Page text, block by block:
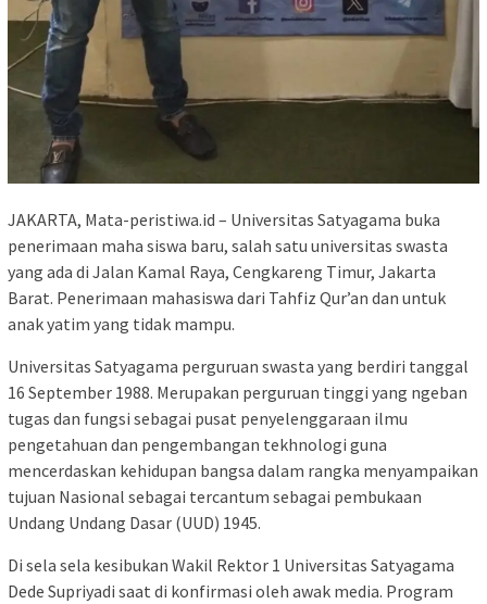
JAKARTA, Mata-peristiwa.id – Universitas Satyagama buka
penerimaan maha siswa baru, salah satu universitas swasta
yang ada di Jalan Kamal Raya, Cengkareng Timur, Jakarta
Barat. Penerimaan mahasiswa dari Tahfiz Qur’an dan untuk
anak yatim yang tidak mampu.
Universitas Satyagama perguruan swasta yang berdiri tanggal
16 September 1988. Merupakan perguruan tinggi yang ngeban
tugas dan fungsi sebagai pusat penyelenggaraan ilmu
pengetahuan dan pengembangan tekhnologi guna
mencerdaskan kehidupan bangsa dalam rangka menyampaikan
tujuan Nasional sebagai tercantum sebagai pembukaan
Undang Undang Dasar (UUD) 1945.
Di sela sela kesibukan Wakil Rektor 1 Universitas Satyagama
Dede Supriyadi saat di konfirmasi oleh awak media. Program